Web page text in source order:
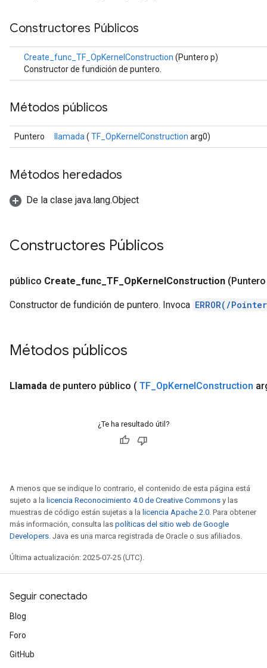
Constructores Públicos
Create_func_TF_OpKernelConstruction (Puntero p)
Constructor de fundición de puntero.
Métodos públicos
Puntero llamada ( TF_OpKernelConstruction arg0)
Métodos heredados
De la clase java.lang.Object
Constructores Públicos
público Create func TF OpKernelConstruction
Constructor de fundición de puntero. Invoca ERROR(/
Métodos públicos
Llamada de puntero público ( TF OpKernelConstruction
¿Te ha resultado útil?
A menos que se indique lo contrario, el contenido de esta página está
sujeto a la licencia Reconocimiento 4.0 de Creative Commons y las
muestras de código están sujetas a la licencia Apache 2.0. Para obtener
más información, consulta las políticas del sitio web de Google
Developers. Java es una marca registrada de Oracle o sus afiliados.
Última actualización: 2025-07-25 (UTC).
Seguir conectado
Blog
Foro
GitHub